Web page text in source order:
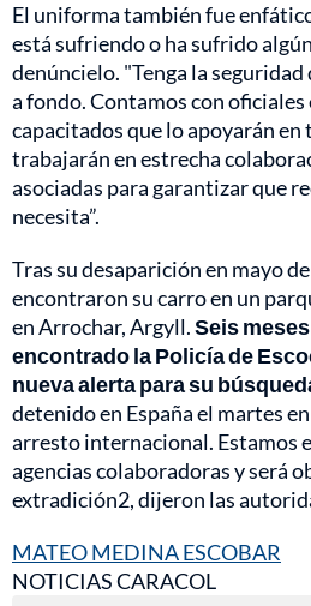
El uniforma también fue
está sufriendo o ha sufrido
denúncielo. "Tenga la
a fondo. Contamos con
capacitados que lo apoyarán
trabajarán en estrecha
asociadas para garantizar que
necesita”.
Tras su desaparición en mayo
encontraron su carro en un
en Arrochar, Argyll.Seis
encontrado la Policía de
nueva alerta para su
detenido en España el martes
arresto internacional. Estamos
agencias colaboradoras y será
extradición2, dijeron las
MATEO MEDINA ESCOBAR
NOTICIAS CARACOL